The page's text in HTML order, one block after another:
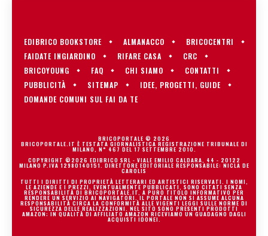
EDIBRICO BOOKSTORE ALMANACCO
BRICOCENTRI
FAIDATE INGIARDINO
RIFARE CASA
CRC
BRICOYOUNG
FAQ CHI SIAMO
CONTATTI
PUBBLICITÀ
SITEMAP
IDEE, PROGETTI, GUIDE
DOMANDE COMUNI SUL FAI DA TE
BRICOPORTALE © 2026
BRICOPORTALE.IT È TESTATA GIORNALISTICA REGISTRAZIONE TRIBUNALE DI
MILANO, N° 467 DEL 17 SETTEMBRE 2010.
COPYRIGHT ©2026 EDIBRICO SRL - VIALE EMILIO CALDARA, 44 - 20122
MILANO P.IVA 12980140151. DIRETTORE EDITORIALE RESPONSABILE: NICLA DE
CAROLIS
TUTTI I DIRITTI DI PROPRIETÀ LETTERARI ED ARTISTICI RISERVATI. I NOMI,
LE AZIENDE E I PREZZI, EVENTUALMENTE PUBBLICATI, SONO CITATI SENZA
RESPONSABILITÀ DI BRICOPORTALE.IT, A PURO TITOLO INFORMATIVO PER
RENDERE UN SERVIZIO AI NAVIGATORI. IL PORTALE NON SI ASSUME ALCUNA
RESPONSABILITÀ CIRCA LA CONFORMITÀ ALLE VIGENTI LEGGI SULLE NORME DI
SICUREZZA DELLE REALIZZAZIONI. NEL SITO SONO PRESENTI PRODOTTI
AMAZON; IN QUALITÀ DI AFFILIATO AMAZON RICEVIAMO UN GUADAGNO DAGLI
ACQUISTI IDONEI.